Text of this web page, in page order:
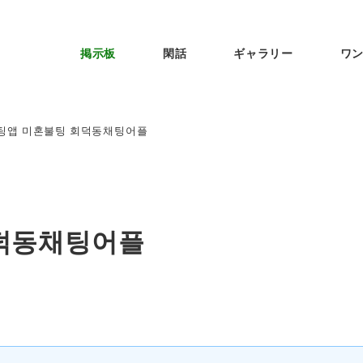
掲示板 閑話 ギャラリー ワ
앱 미혼불팅 회덕동채팅어플
동채팅어플